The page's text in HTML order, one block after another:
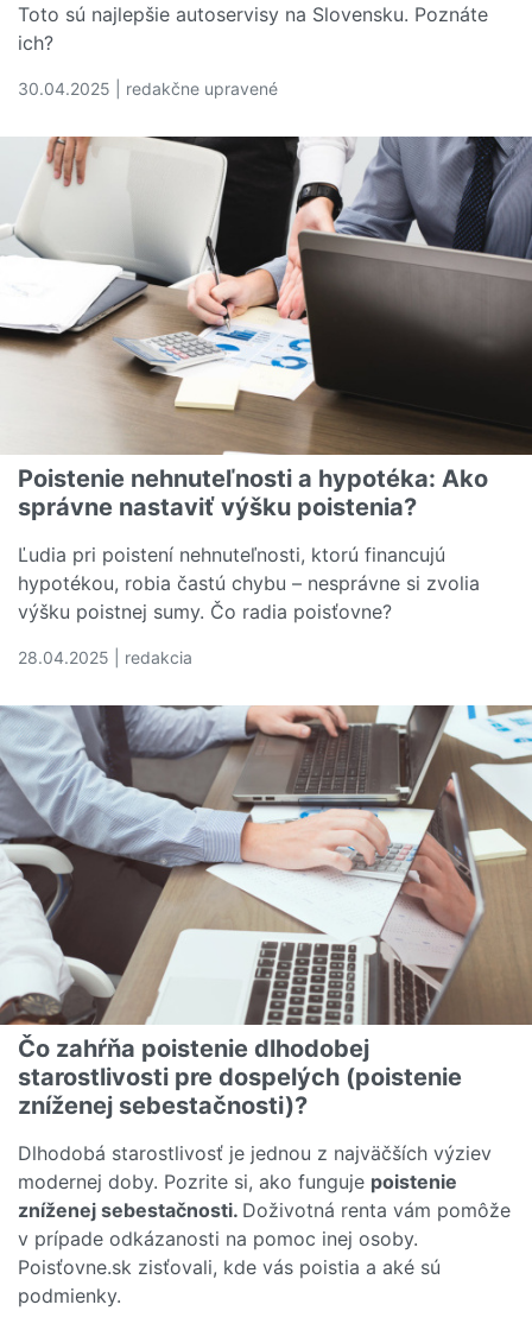
Toto sú najlepšie autoservisy na Slovensku. Poznáte
ich?
30.04.2025 | redakčne upravené
Poistenie nehnuteľnosti a hypotéka: Ako
správne nastaviť výšku poistenia?
Ľudia pri poistení nehnuteľnosti, ktorú financujú
hypotékou, robia častú chybu – nesprávne si zvolia
výšku poistnej sumy. Čo radia poisťovne?
28.04.2025 | redakcia
Čo zahŕňa poistenie dlhodobej
starostlivosti pre dospelých (poistenie
zníženej sebestačnosti)?
Dlhodobá starostlivosť je jednou z najväčších výziev
modernej doby. Pozrite si, ako funguje poistenie
zníženej sebestačnosti. Doživotná renta vám pomôže
v prípade odkázanosti na pomoc inej osoby.
Poisťovne.sk zisťovali, kde vás poistia a aké sú
podmienky.